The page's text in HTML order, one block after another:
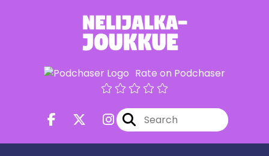
Rate on Podchaser